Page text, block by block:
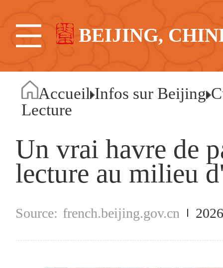
BEIJING,
Accueil Infos sur Beijing
Lecture
Un vrai havre de
lecture au milieu
french.beijing.gov.cn